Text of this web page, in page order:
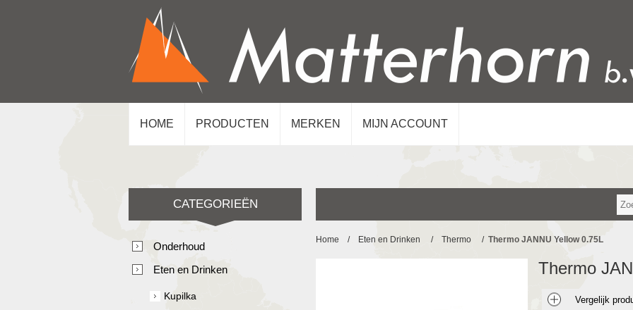
HOME PRODUCTEN MERKEN MIJN ACCOUNT
Home / Eten en Drinken / Thermo / Thermo JANNU Yellow 0.75L
Thermo
CATEGORIEËN
Onderhoud
Eten en Drinken
Kupilka